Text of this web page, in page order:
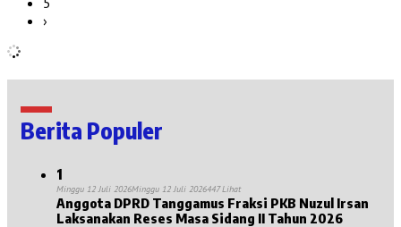
›
Berita Populer
1
Minggu 12 Juli 2026Minggu 12 Juli 2026447 Lihat
Anggota DPRD Tanggamus Fraksi PKB Nuzul Irsan
Laksanakan Reses Masa Sidang II Tahun 2026